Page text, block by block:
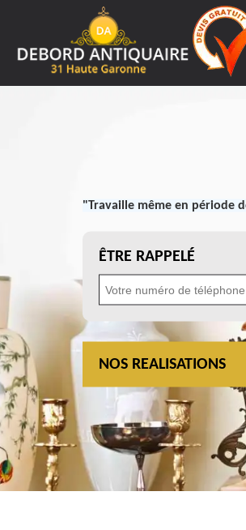
"Travaille même en période
ÊTRE RAPPELÉ
NOS REALISATIONS